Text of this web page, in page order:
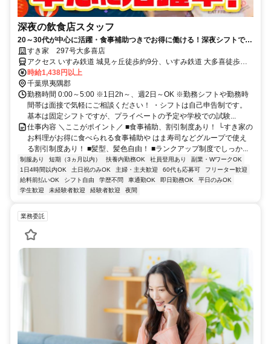
深夜の飲食店スタッフ
20～30代が中心に活躍・食事補助つきでお得に働ける！深夜シフトで稼
ぎませんか◎
すき家 297号大多喜店
アクセス いすみ鉄道 城見ヶ丘徒歩約9分、いすみ鉄道 大多喜徒歩約
12分、いすみ鉄道 上総中川徒歩約32分 城見ケ丘駅より徒歩9分
時給1,438円以上
千葉県夷隅郡
勤務時間 0:00～5:00 ※1日2h～、週2日～OK ※勤務シフトや勤務時
間帯は面接で気軽にご相談ください！ ・シフトは自己申告制です。
基本は固定シフトですが、プライベートの予定や学校での試験...
仕事内容 ＼ここがポイント／ ■食事補助、割引制度あり！ └すき家の
お料理がお得に食べられる食事補助や はま寿司などグループで使え
る割引制度あり！ ■髪型、髪色自由！ ■ランクアップ制度でしっか...
制服あり 短期（3ヵ月以内） 扶養内勤務OK 社員登用あり
副業・WワークOK
1日4時間以内OK
土日祝のみOK 主婦・主夫歓迎 60代も応募可
フリーター歓迎
給料前払いOK
シフト自由 学歴不問 車通勤OK 即日勤務OK
平日のみOK
学生歓迎
未経験者歓迎 経験者歓迎 夜間
業務委託